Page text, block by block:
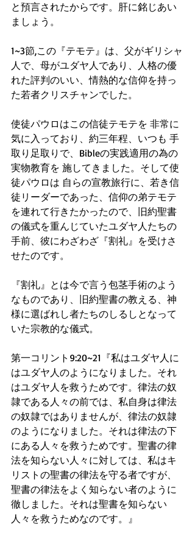
と預言されたからです。肝に銘じあい
ましょう。
1~3節,この『テモテ』は、父がギリシャ
人で、母がユダヤ人であり、人格の優
れた評判のいい、情熱的な信仰を持っ
た若者クリスチャンでした。
使徒パウロはこの信徒テモテを 非常に
気に入っており、約三年程、いつも 手
取り足取りで、Bibleの実践適用の為の
実物教育を 施してきました。そして使
徒パウロは 自らの宣教旅行に、若き信
徒リーダーであった、信仰の弟テモテ
を連れて行きたかったので、旧約聖書
の儀式を重んじていたユダヤ人たちの
手前、彼にわざわざ『割礼』を受けさ
せたのです。
『割礼』とは今で言う包茎手術のよう
なものであり、旧約聖書の教える、神
様に選ばれし者たちのしるしとなって
いた宗教的な儀式。
第一コリント9:20~21『私はユダヤ人に
はユダヤ人のようになりました。それ
はユダヤ人を救うためです。律法の奴
隷である人々の前では、私自身は律法
の奴隷ではありませんが、律法の奴隷
のようになりました。それは律法の下
にある人々を救うためです。聖書の律
法を知らない人々に対しては、私はキ
リストの聖書の律法を守る者ですが、
聖書の律法をよく知らない者のように
徹しました。それは聖書を知らない
人々を救うためなのです。』